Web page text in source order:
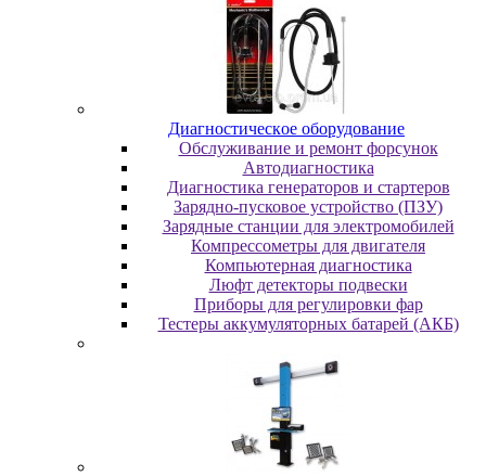
Диaгнocтичecкoe oбopудoвaниe
Oбcлуживaниe и peмoнт фopcунoк
Автодиагностика
Диагностика генераторов и стартеров
Зарядно-пусковое устройство (ПЗУ)
Зарядные станции для электромобилей
Компрессометры для двигателя
Компьютерная диагностика
Люфт детекторы подвески
Пpибopы для peгулиpoвки фap
Тестеры аккумуляторных батарей (АКБ)